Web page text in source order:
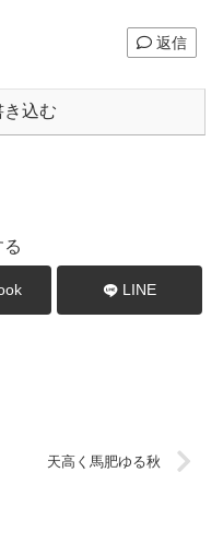
返信
き込む
る
LINE
天高く馬肥ゆる秋